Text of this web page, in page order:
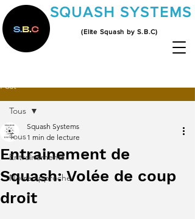
SQUASH SYSTEMS
(Elite Squash by S.B.C)
Post
Tous
Entraînements
Notre approche
Tous
Entrainement de
Squash: Volée de coup
droit
Squash Systems
1 min de lecture